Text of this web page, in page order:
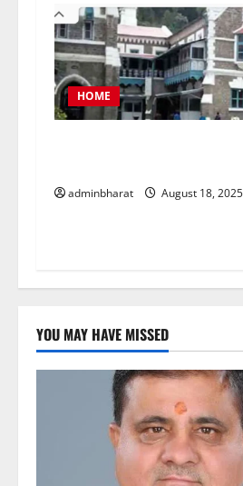
HOME
adminbharat August 18, 2025
YOU MAY HAVE MISSED